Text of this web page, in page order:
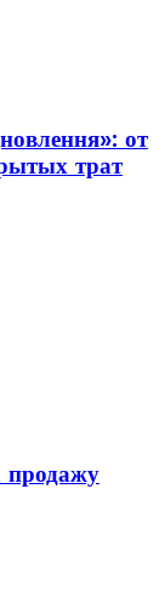
от
трат
продажу